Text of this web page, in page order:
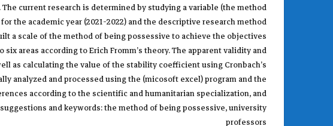
current research is determined by studying a variable (the method
the academic year (2021-2022) and the descriptive research method
a scale of the method of being possessive to achieve the objectives
areas according to Erich Fromm’s theory. The apparent validity and
as calculating the value of the stability coefficient using Cronbach’s
analyzed and processed using the (micosoft excel) program and the
according to the scientific and humanitarian specialization, and
and keywords: the method of being possessive, university
professors